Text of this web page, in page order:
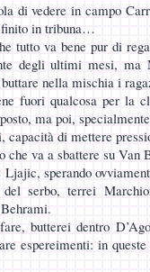
di vedere in campo
finito in tribuna…
tutto va bene pur di
degli ultimi mesi, ma
nella mischia i
fuori qualcosa per la
ma poi,
di mettere
va a sbattere su Van
sperando
serbo, terrei
butterei dentro
espereimenti: in